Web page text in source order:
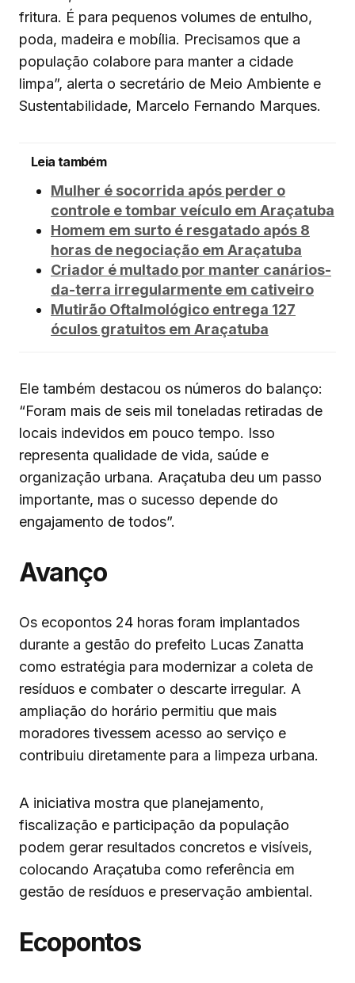
fritura. É para pequenos volumes de entulho,
poda, madeira e mobília. Precisamos que a
população colabore para manter a cidade
limpa”, alerta o secretário de Meio Ambiente e
Sustentabilidade, Marcelo Fernando Marques.
Leia também
Mulher é socorrida após perder o
controle e tombar veículo em Araçatuba
Homem em surto é resgatado após 8
horas de negociação em Araçatuba
Criador é multado por manter canários-
da-terra irregularmente em cativeiro
Mutirão Oftalmológico entrega 127
óculos gratuitos em Araçatuba
Ele também destacou os números do balanço:
“Foram mais de seis mil toneladas retiradas de
locais indevidos em pouco tempo. Isso
representa qualidade de vida, saúde e
organização urbana. Araçatuba deu um passo
importante, mas o sucesso depende do
engajamento de todos”.
Avanço
Os ecopontos 24 horas foram implantados
durante a gestão do prefeito Lucas Zanatta
como estratégia para modernizar a coleta de
resíduos e combater o descarte irregular. A
ampliação do horário permitiu que mais
moradores tivessem acesso ao serviço e
contribuiu diretamente para a limpeza urbana.
A iniciativa mostra que planejamento,
fiscalização e participação da população
podem gerar resultados concretos e visíveis,
colocando Araçatuba como referência em
gestão de resíduos e preservação ambiental.
Ecopontos